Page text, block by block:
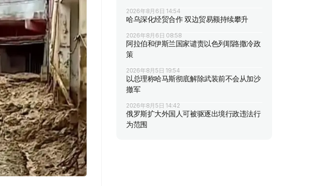
2026年8月6日 14:54
哈乌深化经贸合作 双边贸易额持续攀升
2026年8月6日 08:58
阿拉伯和伊斯兰国家谴责以色列耶路撒冷政
策
2026年8月5日 19:54
以总理称哈马斯彻底解除武装前不会从加沙
撤军
2026年8月5日 14:42
俄罗斯扩大外国人可被驱逐出境行政违法行
为范围